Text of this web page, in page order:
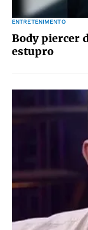
ENTRETENIMENTO
Body piercer
estupro